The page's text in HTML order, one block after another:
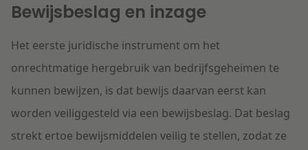
Bewijsbeslag en inzage
Het eerste juridische instrument om het
onrechtmatige hergebruik van bedrijfsgeheimen te
kunnen bewijzen, is dat bewijs daarvan eerst kan
worden veiliggesteld via een bewijsbeslag. Dat beslag
strekt ertoe bewijsmiddelen veilig te stellen, zodat ze